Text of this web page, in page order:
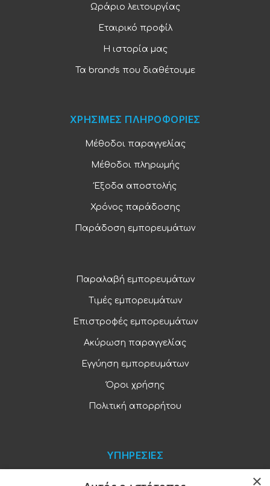
Ωράριο λειτουργίας
Εταιρικό προφίλ
Η ιστορία μας
Τα brands που διαθέτουμε
ΧΡΗΣΙΜΕΣ ΠΛΗΡΟΦΟΡΙΕΣ
Μέθοδοι παραγγελίας
Μέθοδοι πληρωμής
Έξοδα αποστολής
Χρόνος παράδοσης
Παράδοση εμπορευμάτων
Παραλαβή εμπορευμάτων
Τιμές εμπορευμάτων
Επιστροφές εμπορευμάτων
Ακύρωση παραγγελίας
Εγγύηση εμπορευμάτων
Όροι χρήσης
Πολιτική απορρήτου
ΥΠΗΡΕΣΙΕΣ
×